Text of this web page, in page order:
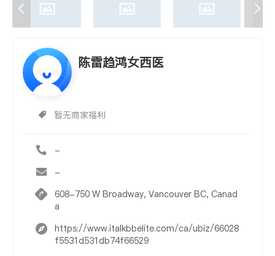
陈雷趋鸿女西医
暂无商家福利
-
-
608-750 W Broadway, Vancouver BC, Canad
a
https://www.italkbbelite.com/ca/ubiz/66028
f5531d531db74f66529